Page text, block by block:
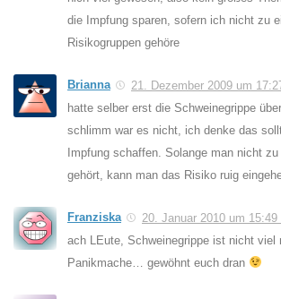
die Impfung sparen, sofern ich nicht zu
Risikogruppen gehöre
Brianna
21. Dezember 2009 um
hatte selber erst die Schweinegrippe
schlimm war es nicht, ich denke das
Impfung schaffen. Solange man nicht
gehört, kann man das Risiko ruig
Franziska
20. Januar 2010 um 15:49
ach LEute, Schweinegrippe ist nicht viel
Panikmache… gewöhnt euch dran